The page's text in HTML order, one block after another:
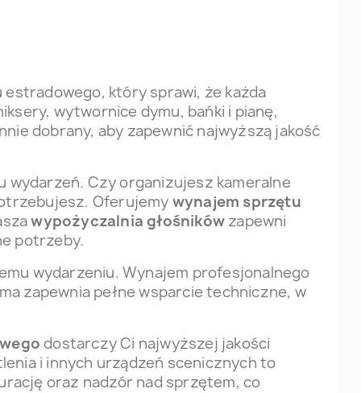
który sprawi, że każda
wytwornice dymu, bańki i pianę,
dobrany, aby zapewnić najwyższą jakość
wydarzeń. Czy organizujesz kameralne
Oferujemy wynajem sprzętu
wypożyczalnia głośników zapewni
potrzeby.
wydarzeniu. Wynajem profesjonalnego
zapewnia pełne wsparcie techniczne, w
dostarczy Ci najwyższej jakości
i innych urządzeń scenicznych to
oraz nadzór nad sprzętem, co